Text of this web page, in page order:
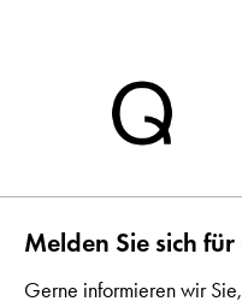
Melden Sie sich
Gerne informieren wir